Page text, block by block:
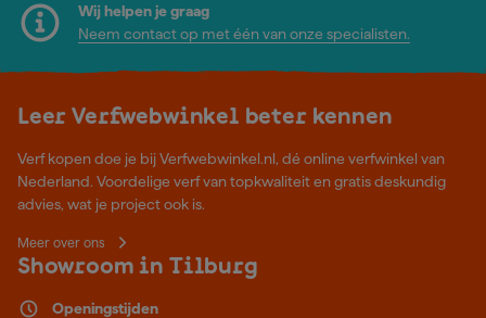
Wij helpen je graag
Neem contact op met één van onze specialisten.
Leer Verfwebwinkel beter kennen
Verf kopen doe je bij Verfwebwinkel.nl, dé online verfwinkel van
Nederland. Voordelige verf van topkwaliteit en gratis deskundig
advies, wat je project ook is.
Meer over ons
Showroom in Tilburg
Openingstijden